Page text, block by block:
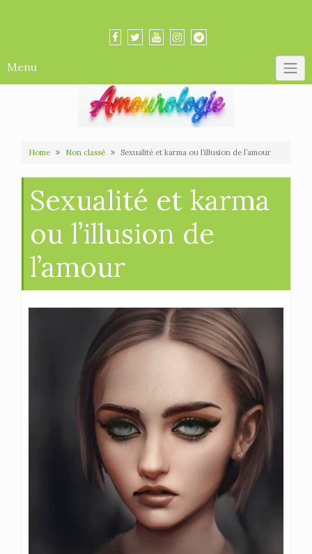
Menu
Home Non classé Sexualité et karma ou l’illusion de l’amour
Sexualité et karma
ou l’illusion de
l’amour